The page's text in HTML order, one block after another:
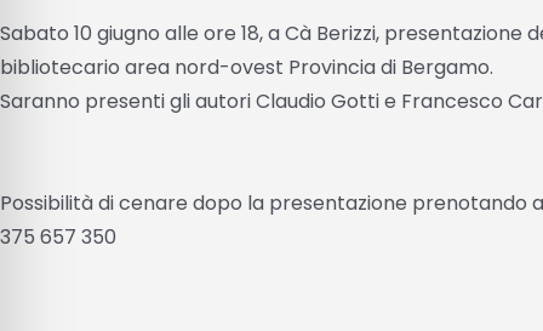
Sabato 10 giugno alle ore 18, a Cà Berizzi,
bibliotecario area nord-ovest Provincia di Bergamo.
Saranno presenti gli autori Claudio Gotti e Francesco
Possibilità di cenare dopo la presentazione prenotando
375 657 350